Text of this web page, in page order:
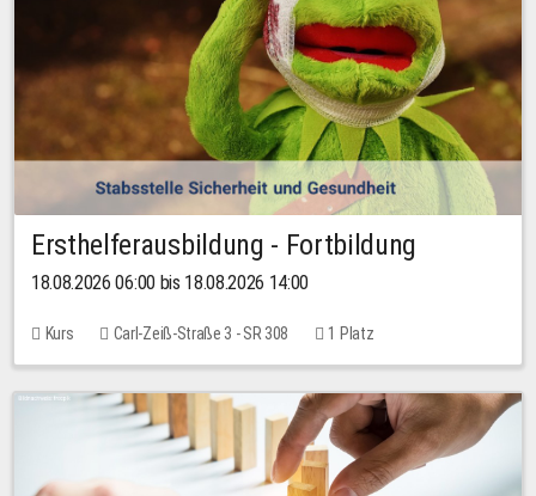
Ersthelferausbildung - Fortbildung
18.08.2026 06:00 bis 18.08.2026 14:00
Kurs Carl-Zeiß-Straße 3 - SR 308 1 Platz